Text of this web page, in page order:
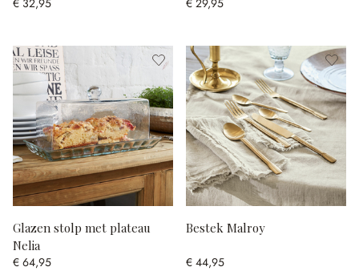
Glazen stolp met plateau
Nelia
€ 64,95
Bestek Malroy
€ 44,95